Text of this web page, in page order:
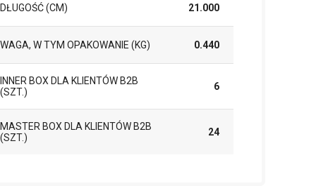
DŁUGOŚĆ (CM) 21.000
WAGA, W TYM OPAKOWANIE (KG) 0.440
INNER BOX DLA KLIENTÓW B2B
(SZT.)
6
MASTER BOX DLA KLIENTÓW B2B
(SZT.)
24